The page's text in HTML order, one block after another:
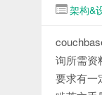
架构&
询所需资
要求有一